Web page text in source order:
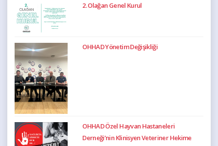
2. Olağan Genel Kurul
OHHAD Yönetim Değişikliği
OHHAD Özel Hayvan Hastaneleri
Derneği’nin Klinisyen Veteriner Hekime